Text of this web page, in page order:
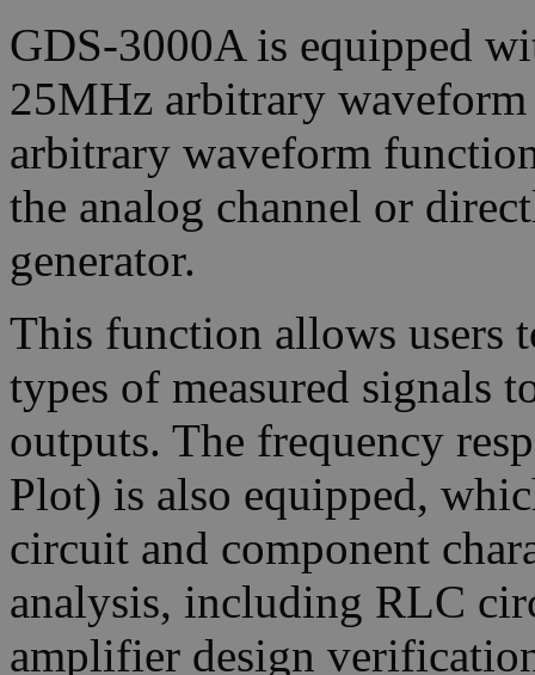
GDS-3000A is equipped
25MHz arbitrary waveform
arbitrary waveform
the analog channel or
generator.
This function allows users
types of measured signals
outputs. The frequency
Plot) is also equipped,
circuit and component
analysis, including RLC
amplifier design